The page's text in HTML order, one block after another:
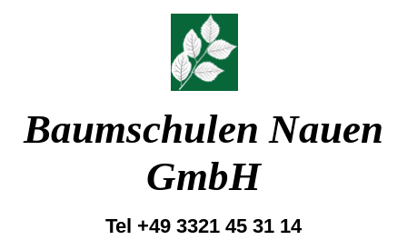
Baumschulen Nauen
GmbH
Tel +49 3321 45 31 14